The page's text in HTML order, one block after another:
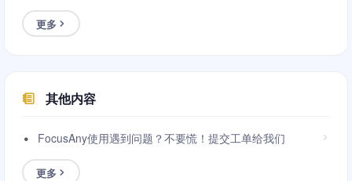
更多
其他内容
FocusAny使用遇到问题？不要慌！提交工单给我们
更多